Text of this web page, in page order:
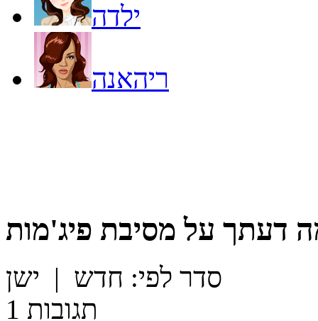
ילדה
ריהאנה
דעתך על מסיבת פיג'מות
סדר לפי: חדש | ישן
1 תגובות